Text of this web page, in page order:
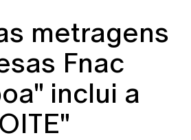
metragens
Fnac
inclui a